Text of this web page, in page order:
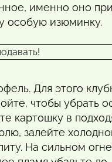
именно оно
особую изюминку.
Для этого
чтобы убрать
картошку в
залейте
На сильном